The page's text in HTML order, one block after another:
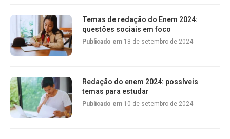
Temas de redação do Enem 2024:
questões sociais em foco
Publicado em 18 de setembro de 2024
Redação do enem 2024: possíveis
temas para estudar
Publicado em 10 de setembro de 2024